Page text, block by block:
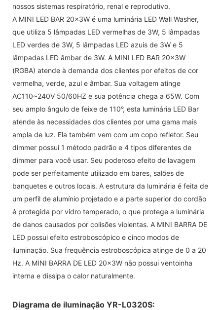
nossos sistemas respiratório, renal e reprodutivo.
A MINI LED BAR 20x3W é uma luminária LED Wall Washer,
que utiliza 5 lâmpadas LED vermelhas de 3W, 5 lâmpadas
LED verdes de 3W, 5 lâmpadas LED azuis de 3W e ​​5
lâmpadas LED âmbar de 3W. A MINI LED BAR 20x3W
(RGBA) atende à demanda dos clientes por efeitos de cor
vermelha, verde, azul e âmbar. Sua voltagem atinge
AC110~240V 50/60HZ e sua potência chega a 65W. Com
seu amplo ângulo de feixe de 110°, esta luminária LED Bar
atende às necessidades dos clientes por uma gama mais
ampla de luz. Ela também vem com um copo refletor. Seu
dimmer possui 1 método padrão e 4 tipos diferentes de
dimmer para você usar. Seu poderoso efeito de lavagem
pode ser perfeitamente utilizado em bares, salões de
banquetes e outros locais. A estrutura da luminária é feita de
um perfil de alumínio projetado e a parte superior do cordão
é protegida por vidro temperado, o que protege a luminária
de danos causados ​​por colisões violentas. A MINI BARRA DE
LED possui efeito estroboscópico e cinco modos de
iluminação. Sua frequência estroboscópica atinge de 0 a 20
Hz. A MINI BARRA DE LED 20x3W não possui ventoinha
interna e dissipa o calor naturalmente.
Diagrama de iluminação YR-L0320S: